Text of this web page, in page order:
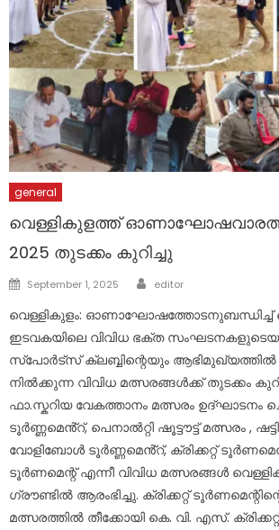
general
വെള്ളികുളത്ത്
2025 തുടക്കം കുറിച്ചു
Posted
September 1, 2025 Author
editor
വെള്ളികുളം: ഓണാഘോഷത്തോടനുബന്ധിച്ച്
ഇടവകയിലെ വിവിധ ഭക്ത
സ്പോർട്സ് ക്ലബ്ബിന്റെയും ആഭിമുഖ്യത്തിൽ
നിൽക്കുന്ന വിവിധ മത്സരങ്ങൾക്ക് തുടക്കം
ഫാ.സ്കറിയ വേകത്താനം മത്സരം
ടൂർണ്ണമെൻ്റ്, പെനാൽറ്റി ഷൂട്ടൗട്ട് മത്സരം ,
വോളിബോൾ ടൂർണ്ണമെൻ്റ്, ക്രിക്കറ്റ്
ടൂർണമെന്റ് എന്നീ വിവിധ മത്സരങ്ങൾ
ഗ്രൗണ്ടിൽ ആരംഭിച്ചു. ക്രിക്കറ്റ്
മത്സരത്തിൽ തീക്കോയി കെ. വി. എസ്.